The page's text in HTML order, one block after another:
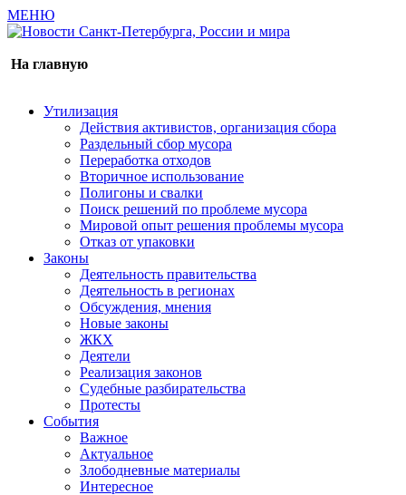
МЕНЮ
На главную
Утилизация
Действия активистов, организация сбора
Раздельный сбор мусора
Переработка отходов
Вторичное использование
Полигоны и свалки
Поиск решений по проблеме мусора
Мировой опыт решения проблемы мусора
Отказ от упаковки
Законы
Деятельность правительства
Деятельность в регионах
Обсуждения, мнения
Новые законы
ЖКХ
Деятели
Реализация законов
Судебные разбирательства
Протесты
События
Важное
Актуальное
Злободневные материалы
Интересное